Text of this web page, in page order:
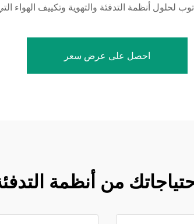
أنظمة التدفئة والتهوية وتكييف الهواء
احصل على عرض سعر
من أنظمة